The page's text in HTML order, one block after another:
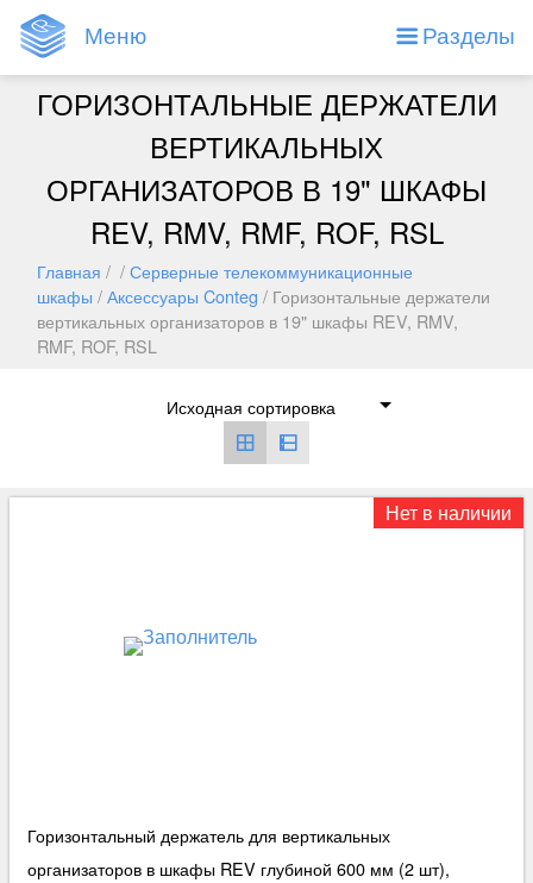
Меню Разделы
ГОРИЗОНТАЛЬНЫЕ ДЕРЖАТЕЛИ
ВЕРТИКАЛЬНЫХ
ОРГАНИЗАТОРОВ В 19" ШКАФЫ
REV, RMV, RMF, ROF, RSL
Главная / /Серверные телекоммуникационные
шкафы /Аксессуары Conteg / Горизонтальные держатели
вертикальных организаторов в 19" шкафы REV, RMV,
RMF, ROF, RSL
Нет в наличии
Горизонтальный держатель для вертикальных
организаторов в шкафы REV глубиной 600 мм (2 шт),